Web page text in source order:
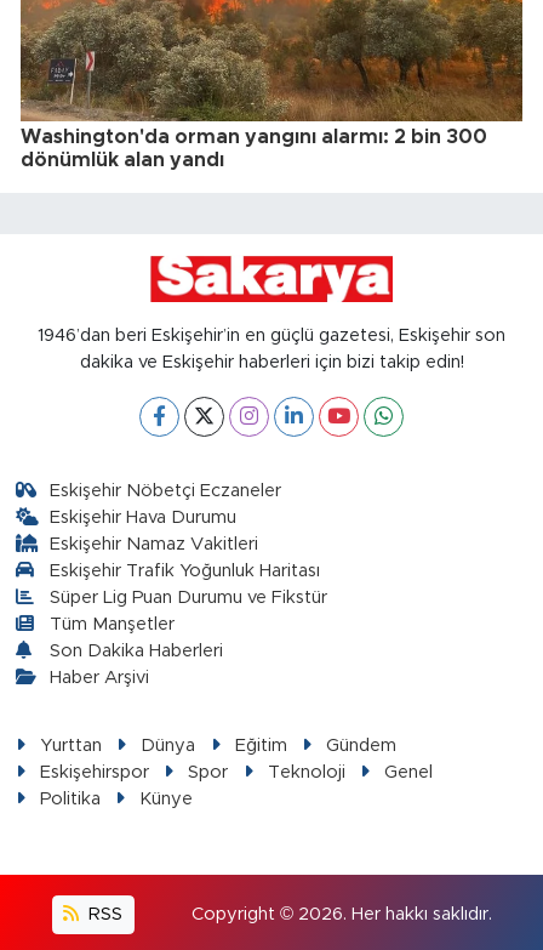
Washington'da orman yangını alarmı: 2 bin 300
dönümlük alan yandı
1946’dan beri Eskişehir’in en güçlü gazetesi, Eskişehir son
dakika ve Eskişehir haberleri için bizi takip edin!
Eskişehir Nöbetçi Eczaneler
Eskişehir Hava Durumu
Eskişehir Namaz Vakitleri
Eskişehir Trafik Yoğunluk Haritası
Süper Lig Puan Durumu ve Fikstür
Tüm Manşetler
Son Dakika Haberleri
Haber Arşivi
Yurttan Dünya Eğitim
Gündem
Eskişehirspor
Spor Teknoloji
Genel
Politika
Künye
RSS Copyright © 2026. Her hakkı saklıdır.